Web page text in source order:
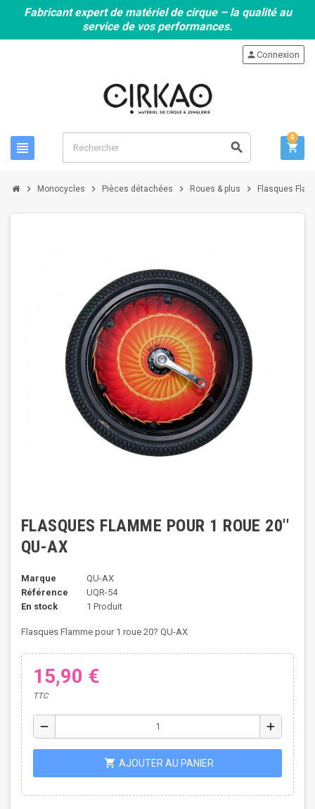
Fabricant expert de matériel de cirque – la qualité au
service de vos performances.
view_headline search
personConnexion
shopping_cart
0
chevron_right Monocycles chevron_right Pièces détachées chevron_right Roues & plus chevron_right Flasques
FLASQUES FLAMME POUR 1 ROUE 20''
QU-AX
Marque
QU-AX
Référence
UQR-54
En stock
1 Produit
Flasques Flamme pour 1 roue 20? QU-AX
15,90 €
TTC
remove add
shopping_cart AJOUTER AU PANIER